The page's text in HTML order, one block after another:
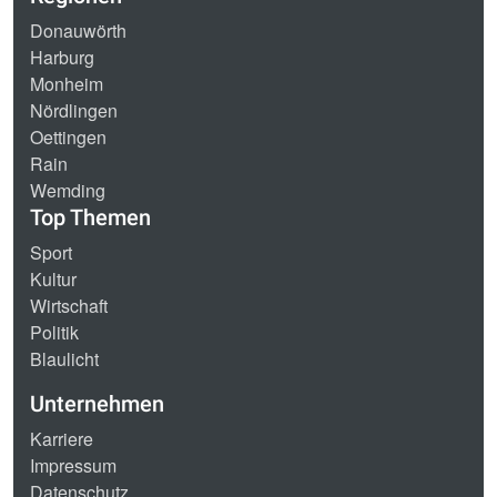
Donauwörth
Harburg
Monheim
Nördlingen
Oettingen
Rain
Wemding
Top Themen
Sport
Kultur
Wirtschaft
Politik
Blaulicht
Unternehmen
Karriere
Impressum